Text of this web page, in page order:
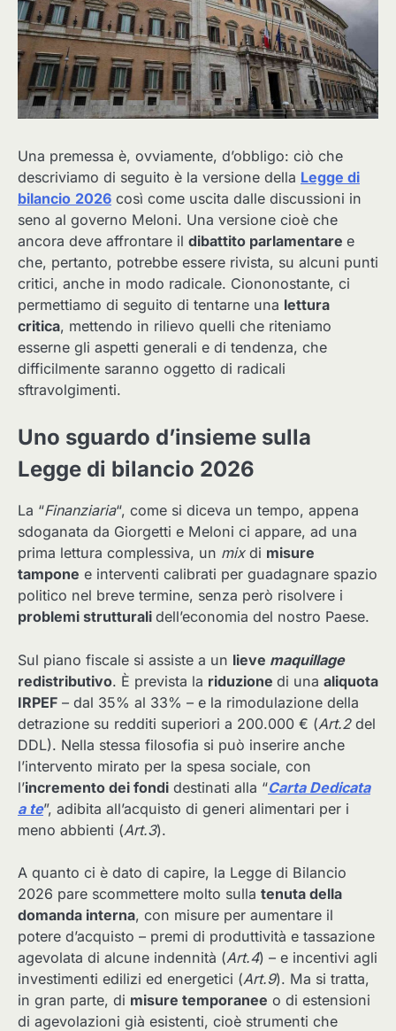
Una premessa è, ovviamente, d’obbligo: ciò che
descriviamo di seguito è la versione della Legge di
bilancio 2026 così come uscita dalle discussioni in
seno al governo Meloni. Una versione cioè che
ancora deve affrontare il dibattito parlamentare e
che, pertanto, potrebbe essere rivista, su alcuni punti
critici, anche in modo radicale. Ciononostante, ci
permettiamo di seguito di tentarne una lettura
critica, mettendo in rilievo quelli che riteniamo
esserne gli aspetti generali e di tendenza, che
difficilmente saranno oggetto di radicali
sftravolgimenti.
Uno sguardo d’insieme sulla
Legge di bilancio 2026
La “Finanziaria“, come si diceva un tempo, appena
sdoganata da Giorgetti e Meloni ci appare, ad una
prima lettura complessiva, un mixdi misure
tampone e interventi calibrati per guadagnare spazio
politico nel breve termine, senza però risolvere i
problemi strutturali dell’economia del nostro Paese.
Sul piano fiscale si assiste a un lieve maquillage
redistributivo. È prevista la riduzione di una aliquota
IRPEF – dal 35% al 33% – e la rimodulazione della
detrazione su redditi superiori a 200.000 € (Art.2del
DDL). Nella stessa filosofia si può inserire anche
l’intervento mirato per la spesa sociale, con
l’incremento dei fondi destinati alla “Carta Dedicata
a te”, adibita all’acquisto di generi alimentari per i
meno abbienti (Art.3).
A quanto ci è dato di capire, la Legge di Bilancio
2026 pare scommettere molto sulla tenuta della
domanda interna, con misure per aumentare il
potere d’acquisto – premi di produttività e tassazione
agevolata di alcune indennità (Art.4) – e incentivi agli
investimenti edilizi ed energetici (Art.9). Ma si tratta,
in gran parte, di misure temporanee o di estensioni
di agevolazioni già esistenti, cioè strumenti che